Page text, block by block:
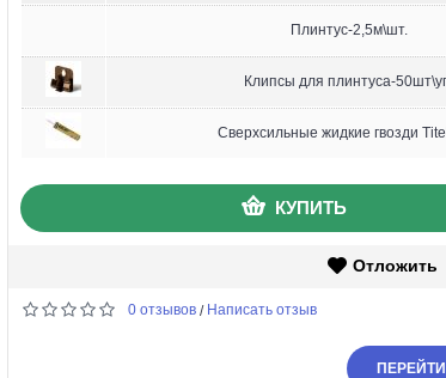
Плинтус-2,5м\шт.
Клипсы для плинтуса-
Сверхсильные жидкие гвозди
КУПИТЬ
Отложить
0 отзывов / Написать отзыв